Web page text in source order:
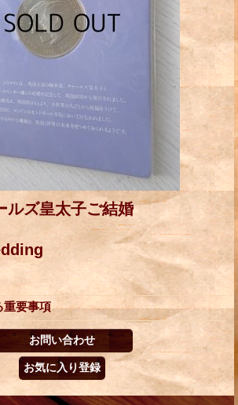
ルズ皇太子ご結婚
重要事項